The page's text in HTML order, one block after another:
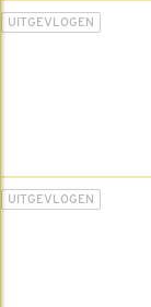
UITGEVLOGEN
UITGEVLOGEN